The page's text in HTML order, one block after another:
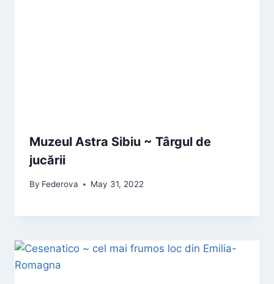
Muzeul Astra Sibiu ~ Târgul de
jucării
By Federova May 31, 2022